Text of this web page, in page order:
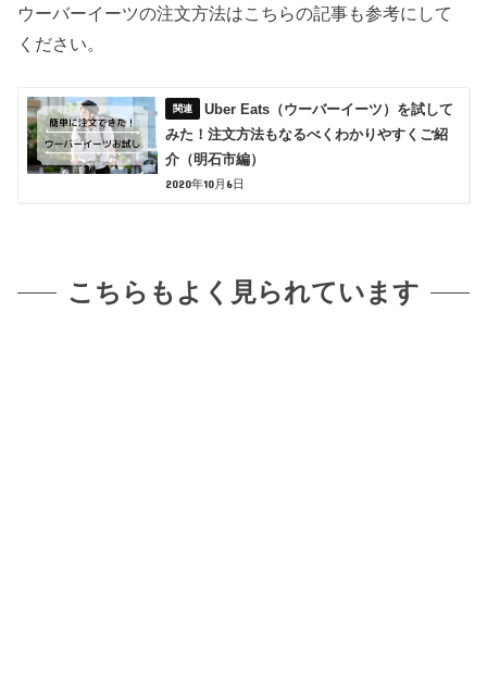
ウーバーイーツの注文方法はこちらの記事も参考にして
ください。
Uber Eats（ウーバーイーツ）を試して
みた！注文方法もなるべくわかりやすくご紹
介（明石市編）
2020年10月6日
こちらもよく見られています